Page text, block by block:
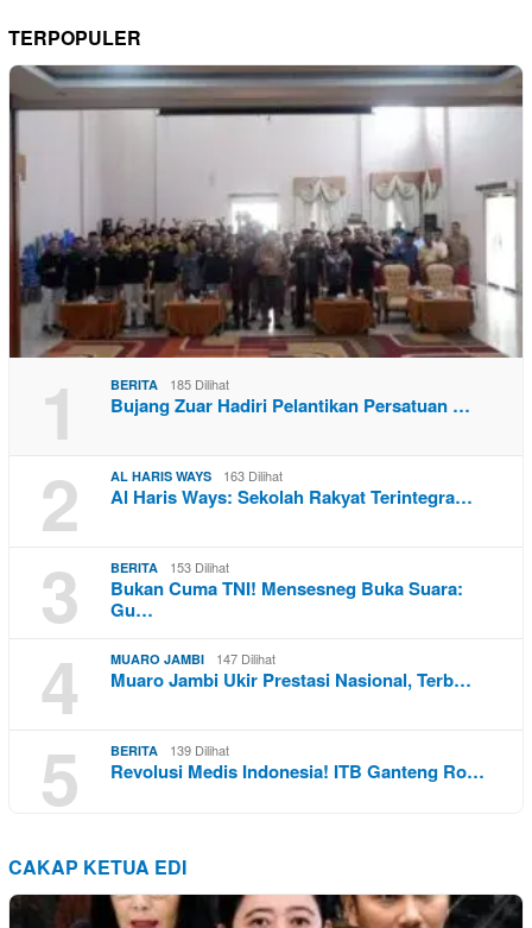
TERPOPULER
1 BERITA 185 Dilihat
Bujang Zuar Hadiri Pelantikan Persatuan …
2 AL HARIS WAYS 163 Dilihat
Al Haris Ways: Sekolah Rakyat Terintegra…
3 BERITA 153 Dilihat
Bukan Cuma TNI! Mensesneg Buka Suara:
Gu…
4 MUARO JAMBI 147 Dilihat
Muaro Jambi Ukir Prestasi Nasional, Terb…
5 BERITA 139 Dilihat
Revolusi Medis Indonesia! ITB Ganteng Ro…
CAKAP KETUA EDI